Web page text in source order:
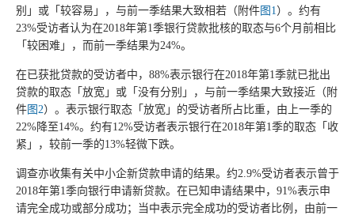
别」或「较容易」，与前一季结果大致相若（附件图1）。约有
23%受访者认为在2018年第1季银行贷款批核的取态与6个月前相比
「较困难」，而前一季结果为24%。
在已获批贷款的受访者中，88%表示银行在2018年第1季就已批出
贷款的取态「放宽」或「没有分别」，与前一季结果大致接近（附
件图2）。表示银行取态「放宽」的受访者所占比重，由上一季的
22%降至14%。约有12%受访者表示银行在2018年第1季的取态「收
紧」，较前一季的13%轻微下跌。
调查亦收集有关中小企新贷款申请的结果。约2.9%受访者表示曾于
2018年第1季向银行申请新贷款。在已知申请结果中，91%表示申
请完全成功或部分成功；当中表示完全成功的受访者比例，由前一